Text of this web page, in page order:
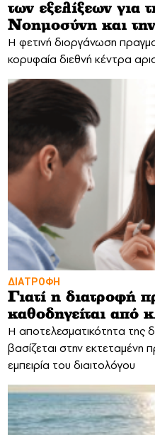
των εξελίξεων για
Νοημοσύνη και
Η φετινή διοργάνωση
κορυφαία διεθνή κέντρα
ΔΙΑΤΡΟΦΗ
Γιατί η διατροφή
καθοδηγείται από
Η αποτελεσματικότητα της
βασίζεται στην εκτεταμένη
εμπειρία του διαιτολόγου